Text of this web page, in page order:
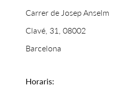
Carrer de Josep Anselm
Clavé, 31, 08002
Barcelona
Horaris: